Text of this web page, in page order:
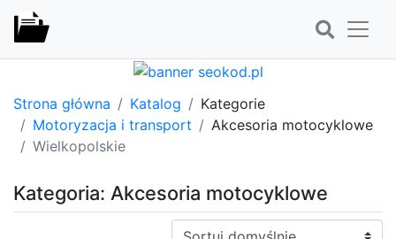
Strona główna Katalog
Kategorie
Motoryzacja i transport
Akcesoria motocyklowe
Wielkopolskie
Kategoria: Akcesoria motocyklowe
Sortuj: